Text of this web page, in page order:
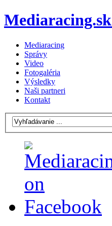
Mediaracing.sk
Mediaracing
Správy
Video
Fotogaléria
Výsledky
Naši partneri
Kontakt